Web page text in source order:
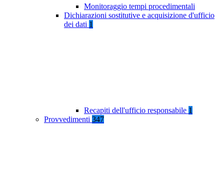
Monitoraggio tempi procedimentali
Dichiarazioni sostitutive e acquisizione d'ufficio
dei dati 1
Recapiti dell'ufficio responsabile 1
Provvedimenti 347